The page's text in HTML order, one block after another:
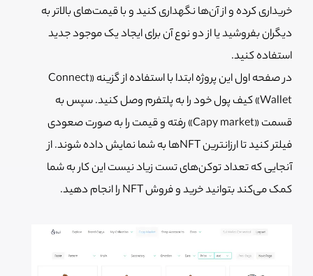
خریداری کرده و از آن‌ها نگهداری کنید و با قیمت‌های بالاتر به
دیگران بفروشید یا از دو نوع آن برای ایجاد یک موجود جدید
استفاده کنید.
در صفحه اول این پروژه ابتدا با استفاده از گزینه «Connect
Wallet» کیف پول خود را به پلتفرم وصل کنید. سپس به
قسمت «Capy market» رفته و قیمت را به صورت صعودی
فیلتر کنید تا ارزانترین NFTها به شما نمایش داده شوند. از
آنجایی که تعداد توکن‌های تست زیاد نیست این کار به شما
کمک می‌کند بتوانید خرید و فروش NFT را انجام دهید.